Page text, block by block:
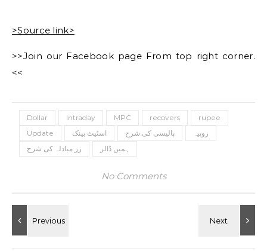
>Source link>
>>Join our Facebook page From top right corner.
<<
Dollar Intraday MPC recovers
rupee
Update
اسٹیٹ بینک پالیسی کی شرح
روپیہ
زر مبادلہ کی شرح
ہمیں ڈالر
No Comments